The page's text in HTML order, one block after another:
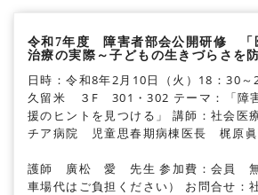
令和7年度 障害者部会公開研修 「
治療の実際～子どもの生きづらさを
日時：令和8年2月10日（火）18：30～
久留米 ３F 301・302 テーマ：「障
援のヒントを見つける」 講師：社会
チア病院 児童思春期病棟医長 梶原
療育支援
護師 廣松 愛 先生参加費：会員
車場代はご負担ください） お問合せ